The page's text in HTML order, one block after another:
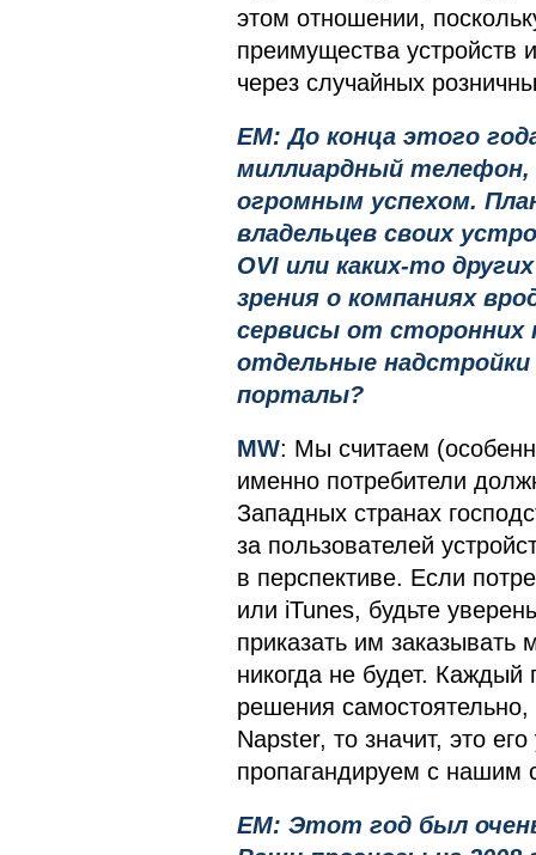
этом отношении,
преимущества устройств
через случайных
EM: До конца этого
миллиардный
огромным успехом.
владельцев своих
OVI или каких-то
зрения о компаниях
сервисы от сторонних
отдельные
порталы?
MW: Мы считаем
именно потребители
Западных странах
за пользователей
в перспективе. Если
или iTunes, будьте
приказать им заказывать
никогда не будет.
решения
Napster, то значит, это
пропагандируем с нашим
EM: Этот год был